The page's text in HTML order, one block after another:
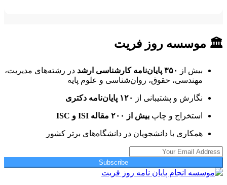
🏛 موسسه روز فریت
بیش از ۳۵۰ پایان‌نامه کارشناسی ارشد
در رشته‌های مدیریت،
مهندسی، حقوق، روان‌شناسی و علوم پایه
نگارش و پشتیبانی از ۱۲۰ پایان‌نامه دکتری
استخراج و چاپ بیش از ۲۰۰ مقاله ISI و ISC
همکاری با دانشجویان در دانشگاه‌های برتر کشور
Subscribe